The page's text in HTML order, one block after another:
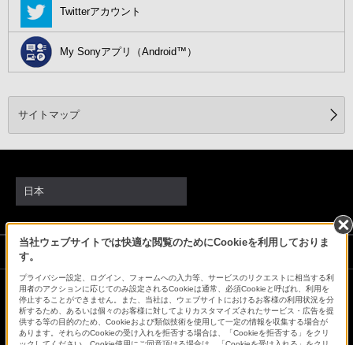
Twitterアカウント
My Sonyアプリ（Android™）
サイトマップ
当社ウェブサイトでは快適な閲覧のためにCookieを利用しておりま
す。
プライバシー設定、ログイン、フォームへの入力等、サービスのリクエストに相当する利
用者のアクションに応じてのみ設定されるCookieは通常、必須Cookieと呼ばれ、利用を
停止することができません。また、当社は、ウェブサイトにおけるお客様の利用状況を分
析するため、あるいは個々のお客様に対してよりカスタマイズされたサービス・広告を提
供する等の目的のため、Cookieおよび類似技術を使用して一定の情報を収集する場合が
あります。それらのCookieの受け入れを拒否する場合は、「Cookieを拒否する」をクリ
日本
ソニーストアでのお買い物にあたって
会社情報 採用情報 特約店のご案内
ニュースリリース
環境情報
My Sony 利用規約